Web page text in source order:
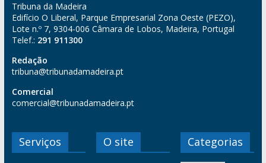
Tribuna da Madeira
Edifício O Liberal, Parque Empresarial Zona Oeste (PEZO),
Lote n.º 7, 9304-006 Câmara de Lobos, Madeira, Portugal
Telef.: 291 911300
Redação
tribuna@tribunadamadeira.pt
Comercial
comercial@tribunadamadeira.pt
Serviços O site Categorias